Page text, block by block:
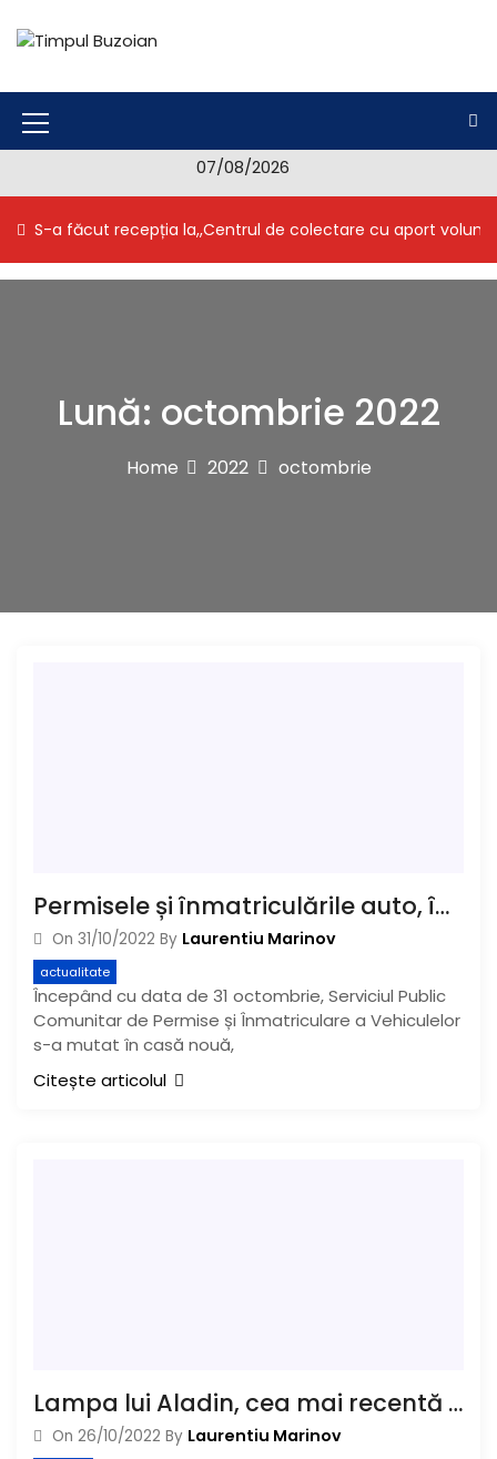
c
n
M
n
I
07/08/2026
S-a făcut recepția la,,Centrul de colectare cu aport
Lună: octombrie 2022
Home 2022 octombrie
Permisele și înmatriculările auto, într-un nou sediu
On 31/10/2022 By Laurentiu Marinov
actualitate
Începând cu data de 31 octombrie, Serviciul Public
Comunitar de Permise și Înmatriculare a Vehiculelor
s-a mutat în casă nouă,
Citește articolul
Lampa lui Aladin, cea mai recentă PREMIRĂ a Teatrului „George Ciprian”
On 26/10/2022 By Laurentiu Marinov